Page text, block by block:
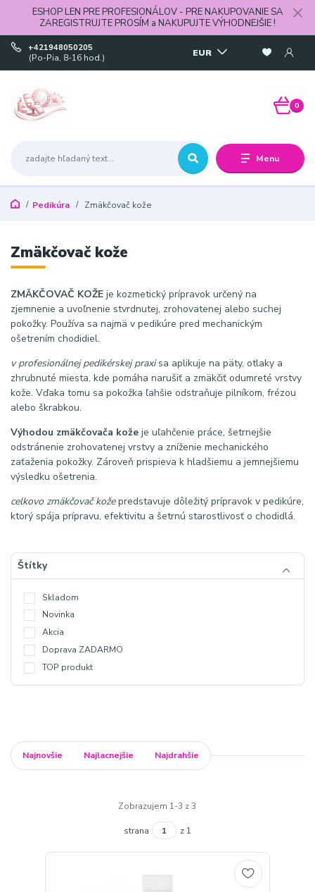
ESHOP LEN PRE PROFESIONÁLOV - PRE NAKUPOVANIE SA
ZAREGISTRUJTE PROSÍM a NAKUPUJTE VÝHODNEJŠIE !
Menu
EUR
+421948050205
(Po-Pia, 8-16 hod.)
0
Pedikúra Zmäkčovač kože
Zmäkčovač kože
ZMÄKČOVAČ KOŽE je kozmetický prípravok určený na
zjemnenie a uvoľnenie stvrdnutej, zrohovatenej alebo suchej
pokožky. Používa sa najmä v pedikúre pred mechanickým
ošetrením chodidiel.
v profesionálnej pedikérskej praxisa aplikuje na päty, otlaky a
zhrubnuté miesta, kde pomáha narušiť a zmäkčiť odumreté vrstvy
kože. Vďaka tomu sa pokožka ľahšie odstraňuje pilníkom, frézou
alebo škrabkou.
Výhodou zmäkčovača kože je uľahčenie práce, šetrnejšie
odstránenie zrohovatenej vrstvy a zníženie mechanického
zaťaženia pokožky. Zároveň prispieva k hladšiemu a jemnejšiemu
výsledku ošetrenia.
celkovo zmäkčovač kožepredstavuje dôležitý prípravok v pedikúre,
ktorý spája prípravu, efektivitu a šetrnú starostlivosť o chodidlá.
Štítky
Skladom
Novinka
Akcia
Doprava ZADARMO
TOP produkt
Najnovšie Najlacnejšie Najdrahšie
Zobrazujem 1-3 z 3
strana z 1